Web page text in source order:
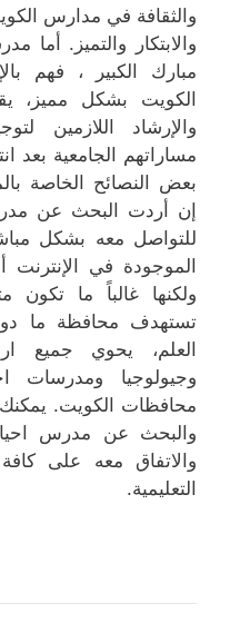
والثقافة في مدارس
والابتكار والتميز. أما
مبارك الكبير ، فهم
الكويت بشكل مميز،
والإرشاد اللازمين
مساراتهم الجامعية بعد
بعض النصائح الخاصة
إن أردت البحث عن
للتواصل معه بشكل
الموجودة في الإنترنت
ولكنها غالباً ما
تستهدف محافظة ما
العلم، يحوي جميع
وجيولوجيا ومدرسات
محافظات الكويت. يمكنك
والبحث عن مدرس احياء
والاتفاق معه على
التعليمية.